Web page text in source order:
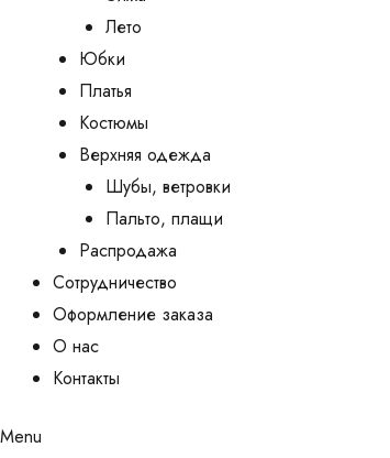
Лето
Юбки
Платья
Костюмы
Верхняя одежда
Шубы, ветровки
Пальто, плащи
Распродажа
Сотрудничество
Оформление заказа
О нас
Контакты
Menu